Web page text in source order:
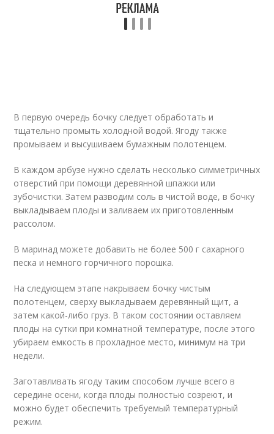
В первую очередь бочку следует обработать и
тщательно промыть холодной водой. Ягоду также
промываем и высушиваем бумажным полотенцем.
В каждом арбузе нужно сделать несколько симметричных
отверстий при помощи деревянной шпажки или
зубочистки. Затем разводим соль в чистой воде, в бочку
выкладываем плоды и заливаем их приготовленным
рассолом.
В маринад можете добавить не более 500 г сахарного
песка и немного горчичного порошка.
На следующем этапе накрываем бочку чистым
полотенцем, сверху выкладываем деревянный щит, а
затем какой-либо груз. В таком состоянии оставляем
плоды на сутки при комнатной температуре, после этого
убираем емкость в прохладное место, минимум на три
недели.
Заготавливать ягоду таким способом лучше всего в
середине осени, когда плоды полностью созреют, и
можно будет обеспечить требуемый температурный
режим.